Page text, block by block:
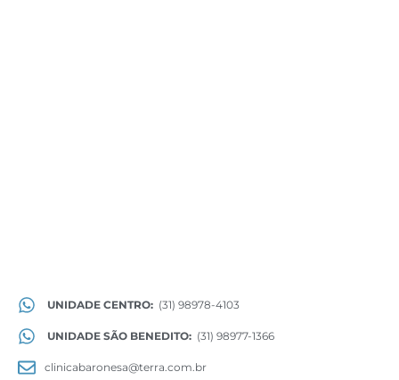
UNIDADE CENTRO: (31) 98978-4103
UNIDADE SÃO BENEDITO: (31) 98977-1366
clinicabaronesa@terra.com.br